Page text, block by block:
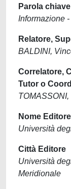
Parola chiave
Informazione
Relatore,
BALDINI,
Correlatore,
Tutor o
Nome Editore
Università
Città Editore
Università
Meridionale